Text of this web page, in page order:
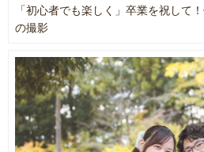
★ newborn ★
生後3週間のニューボーンフォト。
ナチュラルニューボーンフォトのみ受
【ナチュラルニューボーン】
ゲスト様のご自宅にある小物等を使っ
おむつ替えシーンや沐浴などのお世話
「すぐそばにある幸せ」に気が付いて
と思ってもらえるようなお写真を残し
愛された瞬間を、一緒に大切に残すお
「初心者でも楽しく」卒業を祝して
の撮影